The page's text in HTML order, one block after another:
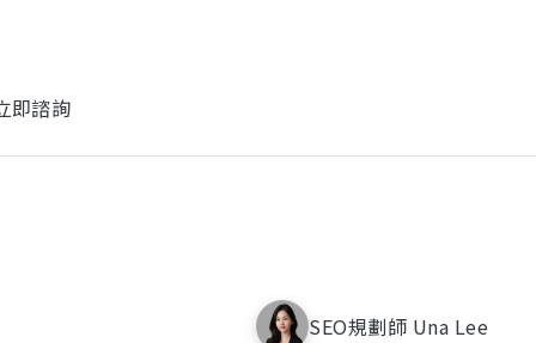
即諮詢
SEO規劃師 Una Lee